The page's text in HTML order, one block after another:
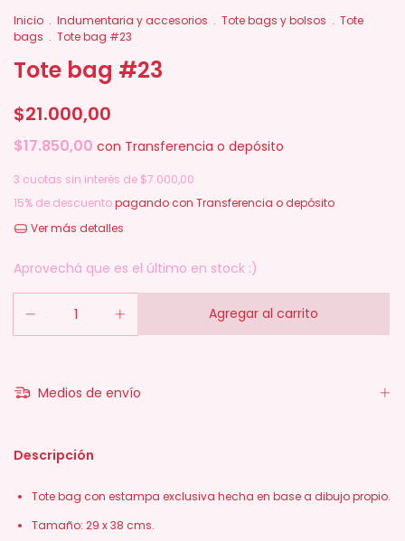
Inicio . Indumentaria y accesorios . Tote bags y bolsos . Tote
bags . Tote bag #23
Tote bag #23
$21.000,00
$17.850,00 con Transferencia o depósito
3 cuotas sin interés de $7.000,00
15% de descuentopagando con Transferencia o depósito
Ver más detalles
Aprovechá que es el último en stock :)
Medios de envío
Descripción
Tote bag con estampa exclusiva hecha en base a dibujo propio.
Tamaño: 29 x 38 cms.